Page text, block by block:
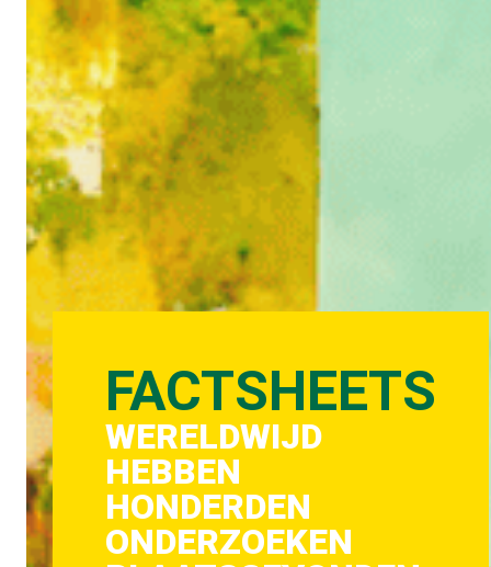
FACTSHEETS
WERELDWIJD
HEBBEN
HONDERDEN
ONDERZOEKEN